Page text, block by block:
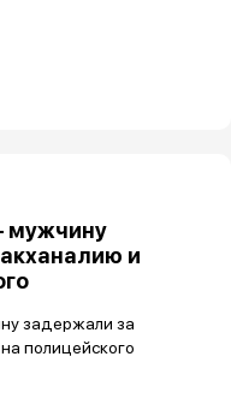
мужчину
и